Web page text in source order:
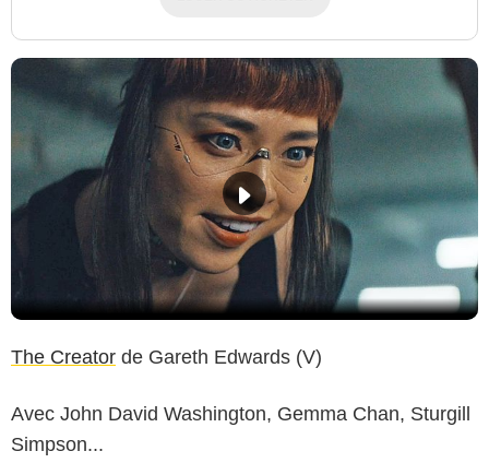
The Creator de Gareth Edwards (V)
Avec John David Washington, Gemma Chan, Sturgill
Simpson...